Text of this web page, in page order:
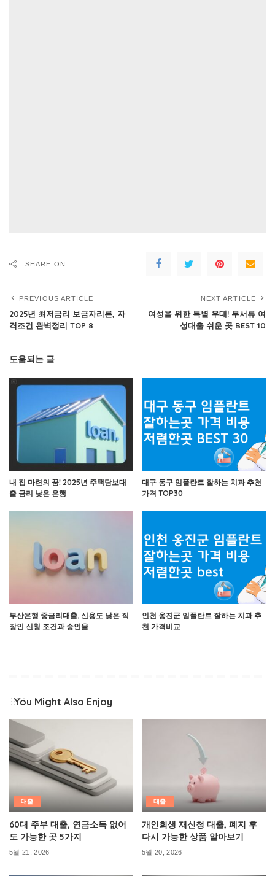
SHARE ON
PREVIOUS ARTICLE
2025년 최저금리 보금자리론, 자
격조건 완벽정리 TOP 8
NEXT ARTICLE
여성을 위한 특별 우대! 무서류 여
성대출 쉬운 곳 BEST 10
도움되는 글
내 집 마련의 꿈! 2025년 주택담보대
출 금리 낮은 은행
대구 동구 임플란트 잘하는 치과 추천
가격 TOP30
부산은행 중금리대출, 신용도 낮은 직
장인 신청 조건과 승인율
인천 옹진군 임플란트 잘하는 치과 추
천 가격비교
You Might Also Enjoy
대출
60대 주부 대출, 연금소득 없어
도 가능한 곳 5가지
5월 21, 2026
대출
개인회생 재신청 대출, 폐지 후
다시 가능한 상품 알아보기
5월 20, 2026